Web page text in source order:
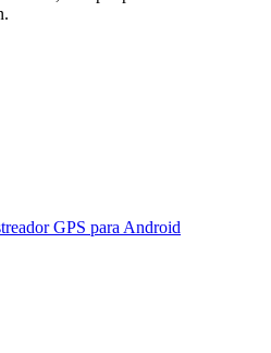
GPS para Android